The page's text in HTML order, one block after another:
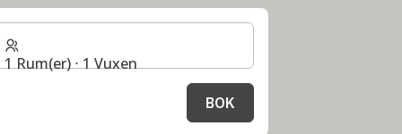
1 Rum(er) ⋅ 1 Vuxen
BOK